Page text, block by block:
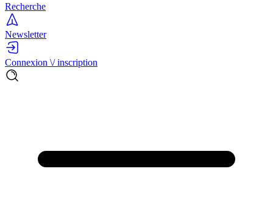
Recherche
Newsletter
Connexion \/ inscription